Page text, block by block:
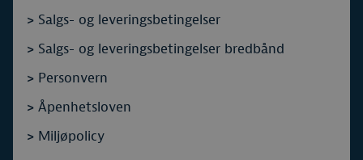
> Salgs- og leveringsbetingelser
> Salgs- og leveringsbetingelser bredbånd
> Personvern
> Åpenhetsloven
> Miljøpolicy